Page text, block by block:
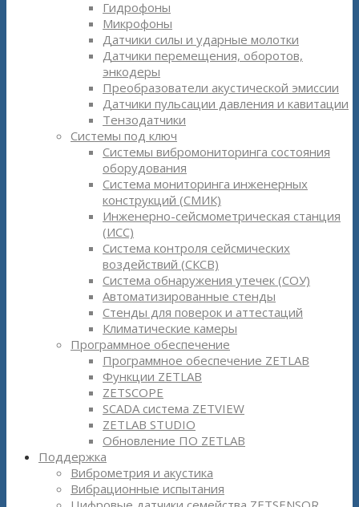
Гидрофоны
Микрофоны
Датчики силы и ударные молотки
Датчики перемещения, оборотов,
энкодеры
Преобразователи акустической эмиссии
Датчики пульсации давления и кавитации
Тензодатчики
Системы под ключ
Системы вибромониторинга состояния
оборудования
Система мониторинга инженерных
конструкций (СМИК)
Инженерно-сейсмометрическая станция
(ИСС)
Система контроля сейсмических
воздействий (СКСВ)
Система обнаружения утечек (СОУ)
Автоматизированные стенды
Стенды для поверок и аттестаций
Климатические камеры
Программное обеспечение
Программное обеспечение ZETLAB
Функции ZETLAB
ZETSCOPE
SCADA система ZETVIEW
ZETLAB STUDIO
Обновление ПО ZETLAB
Поддержка
Виброметрия и акустика
Вибрационные испытания